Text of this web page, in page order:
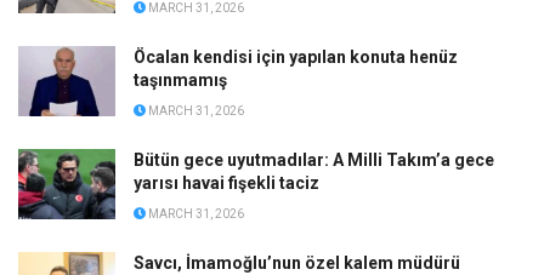
MARCH 31, 2026
Öcalan kendisi için yapılan konuta henüz
taşınmamış
MARCH 31, 2026
Bütün gece uyutmadılar: A Milli Takım’a gece
yarısı havai fişekli taciz
MARCH 31, 2026
Savcı, İmamoğlu’nun özel kalem müdürü